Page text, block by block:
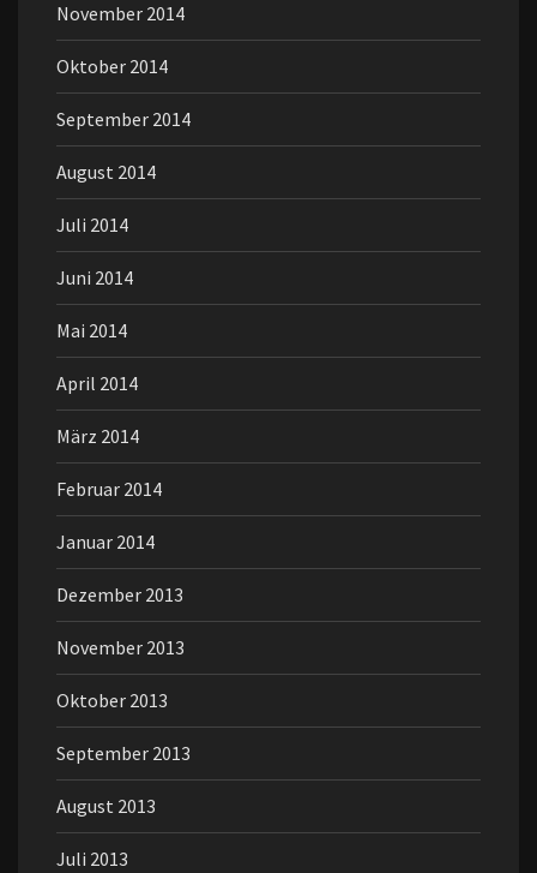
November 2014
Oktober 2014
September 2014
August 2014
Juli 2014
Juni 2014
Mai 2014
April 2014
März 2014
Februar 2014
Januar 2014
Dezember 2013
November 2013
Oktober 2013
September 2013
August 2013
Juli 2013